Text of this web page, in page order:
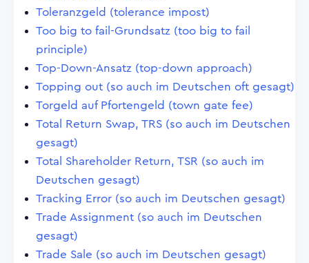
Toleranzgeld (tolerance impost)
Too big to fail-Grundsatz (too big to fail
principle)
Top-Down-Ansatz (top-down approach)
Topping out (so auch im Deutschen oft gesagt)
Torgeld auf Pfortengeld (town gate fee)
Total Return Swap, TRS (so auch im Deutschen
gesagt)
Total Shareholder Return, TSR (so auch im
Deutschen gesagt)
Tracking Error (so auch im Deutschen gesagt)
Trade Assignment (so auch im Deutschen
gesagt)
Trade Sale (so auch im Deutschen gesagt)